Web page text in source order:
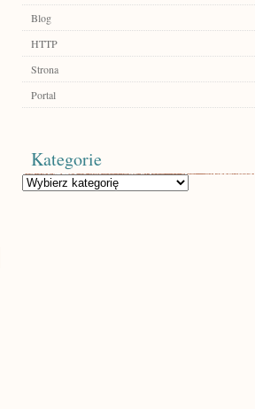
Blog
HTTP
Strona
Portal
Kategorie
Kategorie